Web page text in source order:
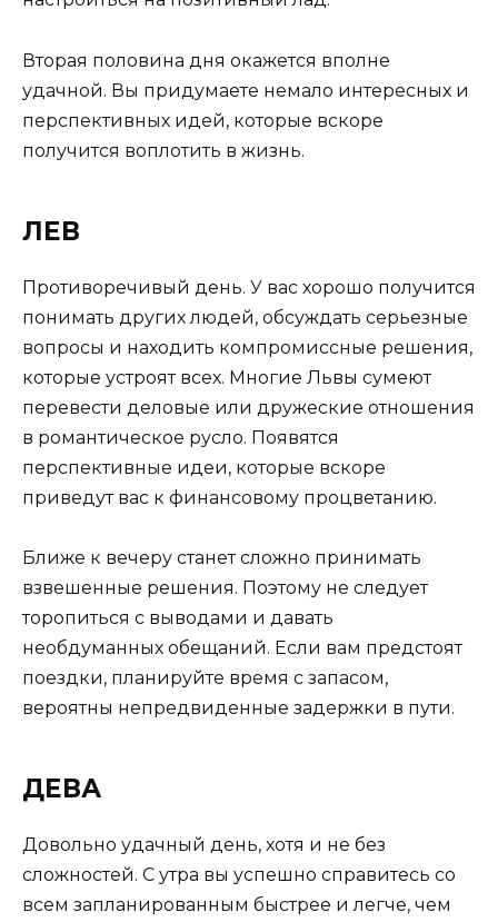
Вторая половина дня окажется вполне
удачной. Вы придумаете немало интересных и
перспективных идей, которые вскоре
получится воплотить в жизнь.
ЛЕВ
Противоречивый день. У вас хорошо получится
понимать других людей, обсуждать серьезные
вопросы и находить компромиссные решения,
которые устроят всех. Многие Львы сумеют
перевести деловые или дружеские отношения
в романтическое русло. Появятся
перспективные идеи, которые вскоре
приведут вас к финансовому процветанию.
Ближе к вечеру станет сложно принимать
взвешенные решения. Поэтому не следует
торопиться с выводами и давать
необдуманных обещаний. Если вам предстоят
поездки, планируйте время с запасом,
вероятны непредвиденные задержки в пути.
ДЕВА
Довольно удачный день, хотя и не без
сложностей. С утра вы успешно справитесь со
всем запланированным быстрее и легче, чем